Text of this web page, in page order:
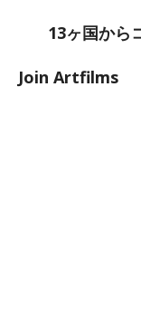
13ヶ国から
Join Artfilms